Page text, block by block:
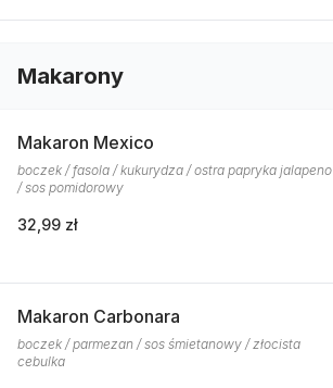
Makarony
Makaron Mexico
boczek / fasola / kukurydza / ostra papryka jalapeno
/ sos pomidorowy
32,99 zł
Makaron Carbonara
boczek / parmezan / sos śmietanowy / złocista
cebulka